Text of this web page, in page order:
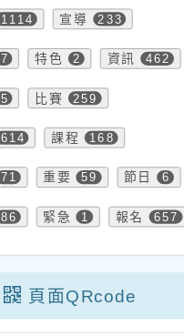
1114 宣導 233
7 特色 2 資訊 462
5 比賽 259
614 課程 168
71 重要 59 節日 6
86 緊急 1 報名 657
頁面QRcode
國立臺南大學辦理